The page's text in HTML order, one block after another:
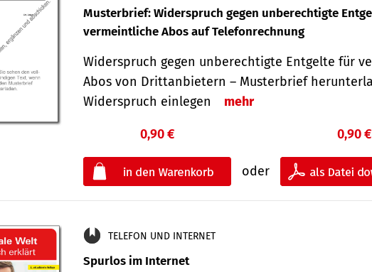
Musterbrief: Widerspruch gegen unberechtigte
vermeintliche Abos auf Telefonrechnung
Widerspruch gegen unberechtigte Entgelte für
Abos von Drittanbietern – Musterbrief
Widerspruch einlegen
mehr
0,90 €
oder
0,90 €
TELEFON UND INTERNET
Spurlos im Internet